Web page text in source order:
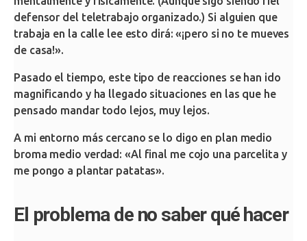
defensor del teletrabajo organizado.) Si alguien que
trabaja en la calle lee esto dirá: «¡pero si no te mueves
de casa!».
Pasado el tiempo, este tipo de reacciones se han ido
magnificando y ha llegado situaciones en las que he
pensado mandar todo lejos, muy lejos.
A mi entorno más cercano se lo digo en plan medio
broma medio verdad: «Al final me cojo una parcelita y
me pongo a plantar patatas».
El problema de no saber qué hacer